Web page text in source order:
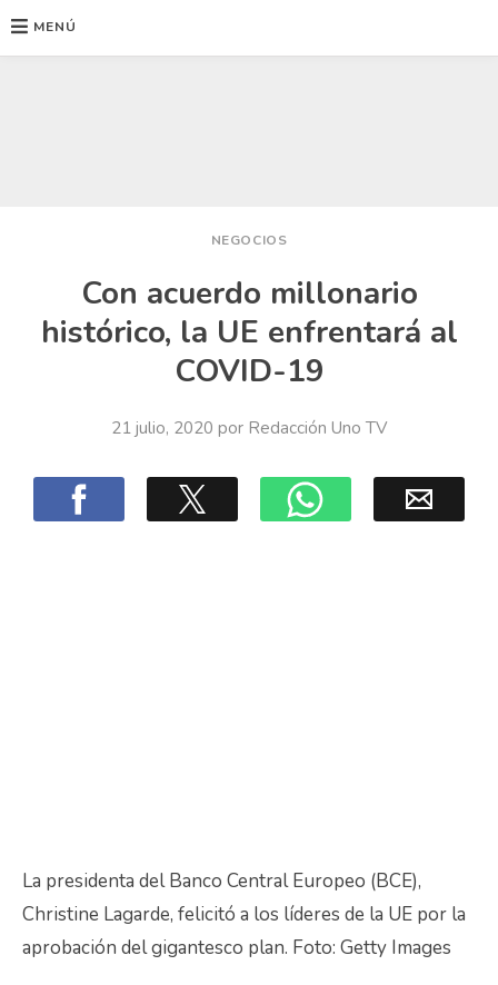
MENÚ
NEGOCIOS
Con acuerdo millonario
histórico, la UE enfrentará al
COVID-19
21 julio, 2020 por Redacción Uno TV
La presidenta del Banco Central Europeo (BCE),
Christine Lagarde, felicitó a los líderes de la UE por la
aprobación del gigantesco plan. Foto: Getty Images